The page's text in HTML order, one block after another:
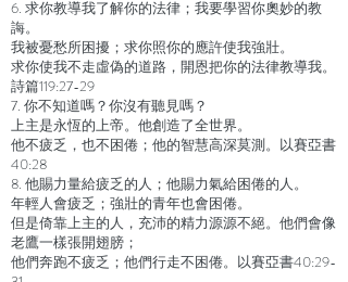
6. 求你教導我了解你的法律；我要學習你奧妙的教
誨。
我被憂愁所困擾；求你照你的應許使我強壯。
求你使我不走虛偽的道路，開恩把你的法律教導我。
詩篇119:27-29
7. 你不知道嗎？你沒有聽見嗎？
上主是永恆的上帝。他創造了全世界。
他不疲乏，也不困倦；他的智慧高深莫測。以賽亞書
40:28
8. 他賜力量給疲乏的人；他賜力氣給困倦的人。
年輕人會疲乏；強壯的青年也會困倦。
但是倚靠上主的人，充沛的精力源源不絕。他們會像
老鷹一樣張開翅膀；
他們奔跑不疲乏；他們行走不困倦。以賽亞書40:29-